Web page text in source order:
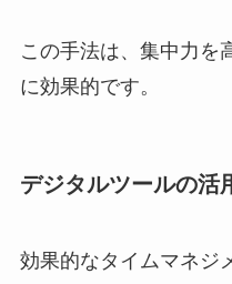
この手法は、集中力を
に効果的です。
デジタルツールの活
効果的なタイムマネジ